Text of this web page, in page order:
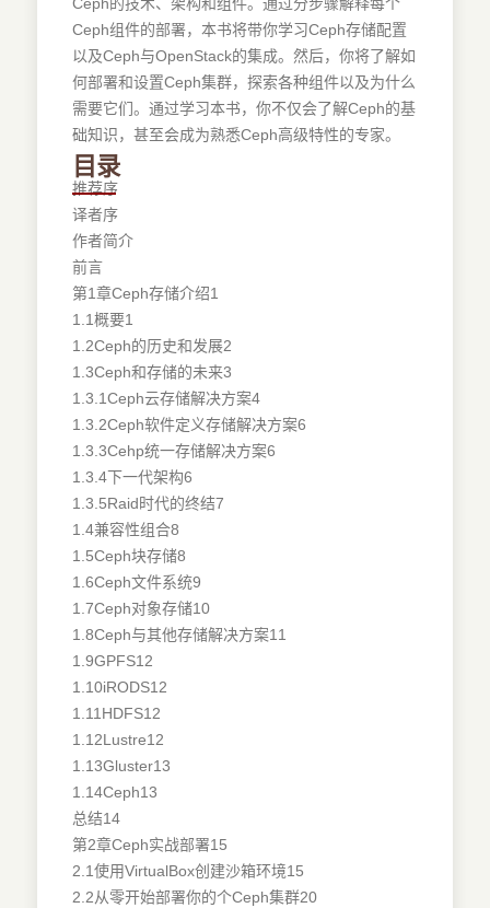
Ceph的技术、架构和组件。通过分步骤解释每个
Ceph组件的部署，本书将带你学习Ceph存储配置
以及Ceph与OpenStack的集成。然后，你将了解如
何部署和设置Ceph集群，探索各种组件以及为什么
需要它们。通过学习本书，你不仅会了解Ceph的基
础知识，甚至会成为熟悉Ceph高级特性的专家。
目录
推荐序
译者序
作者简介
前言
第1章Ceph存储介绍1
1.1概要1
1.2Ceph的历史和发展2
1.3Ceph和存储的未来3
1.3.1Ceph云存储解决方案4
1.3.2Ceph软件定义存储解决方案6
1.3.3Cehp统一存储解决方案6
1.3.4下一代架构6
1.3.5Raid时代的终结7
1.4兼容性组合8
1.5Ceph块存储8
1.6Ceph文件系统9
1.7Ceph对象存储10
1.8Ceph与其他存储解决方案11
1.9GPFS12
1.10iRODS12
1.11HDFS12
1.12Lustre12
1.13Gluster13
1.14Ceph13
总结14
第2章Ceph实战部署15
2.1使用VirtualBox创建沙箱环境15
2.2从零开始部署你的个Ceph集群20